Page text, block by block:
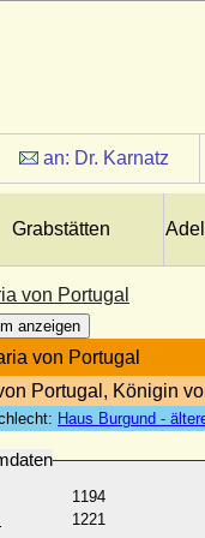
an: Dr. Karnatz
Grabstätten
von Portugal
anzeigen
von Portugal
Portugal, Königin
Haus Burgund -
1194
1221